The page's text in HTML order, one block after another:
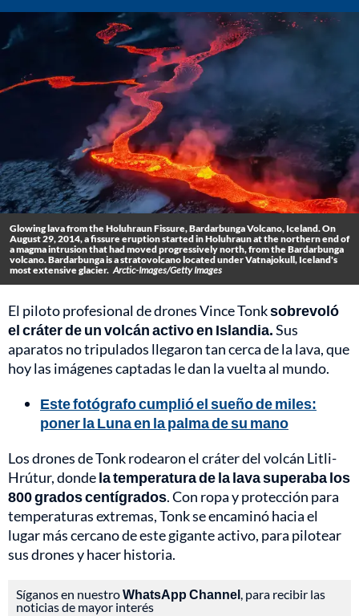
Glowing lava from the Holuhraun Fissure, Bardarbunga Volcano, Iceland. On
August 29, 2014, a fissure eruption started in Holuhraun at the northern end of
a magma intrusion that had moved progressively north, from the Bardarbunga
volcano. Bardarbunga is a stratovolcano located under Vatnajokull, Iceland's
most extensive glacier. Arctic-Images/Getty Images
El piloto profesional de drones Vince Tonksobrevoló
el cráter de un volcán activo en Islandia.Sus
aparatos no tripulados llegaron tan cerca de la lava, que
hoy las imágenes captadas le dan la vuelta al mundo.
Este fotógrafo cumplió el sueño de miles:
poner la Luna en la palma de su mano
Los drones de Tonk rodearon el cráter del volcán Litli-
Hrútur, dondela temperatura de la lava superaba los
800 grados centígrados. Con ropa y protección para
temperaturas extremas, Tonk se encaminó hacia el
lugar más cercano de este gigante activo, para pilotear
sus drones y hacer historia.
Síganos en nuestroWhatsApp Channel, para recibir las
noticias de mayor interés